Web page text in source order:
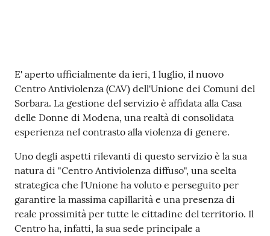
Contenuto
E' aperto ufficialmente da ieri, 1 luglio, il nuovo
Centro Antiviolenza (CAV) dell'Unione dei Comuni del
Sorbara. La gestione del servizio è affidata alla Casa
delle Donne di Modena, una realtà di consolidata
esperienza nel contrasto alla violenza di genere.
Uno degli aspetti rilevanti di questo servizio è la sua
natura di "Centro Antiviolenza diffuso", una scelta
strategica che l'Unione ha voluto e perseguito per
garantire la massima capillarità e una presenza di
reale prossimità per tutte le cittadine del territorio. Il
Centro ha, infatti, la sua sede principale a